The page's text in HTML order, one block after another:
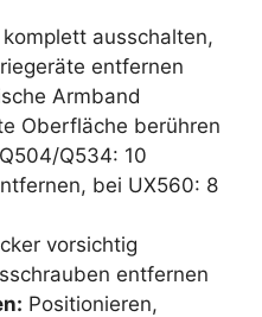
ausschalten,
entfernen
Armband
Oberfläche berühren
Q534: 10
bei UX560: 8
vorsichtig
entfernen
Positionieren,